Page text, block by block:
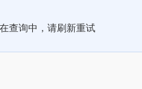
查询中，请刷新重试